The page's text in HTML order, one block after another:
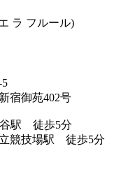
ラ フルール)
宿御苑402号
駅 徒歩5分
競技場駅 徒歩5分